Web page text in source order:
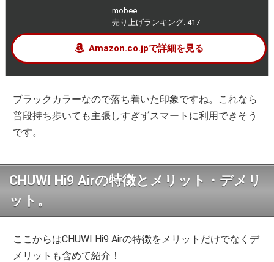
mobee
売り上げランキング: 417
Amazon.co.jpで詳細を見る
ブラックカラーなので落ち着いた印象ですね。これなら
普段持ち歩いても主張しすぎずスマートに利用できそう
です。
CHUWI Hi9 Airの特徴とメリット・デメリ
ット。
ここからはCHUWI Hi9 Airの特徴をメリットだけでなくデ
メリットも含めて紹介！